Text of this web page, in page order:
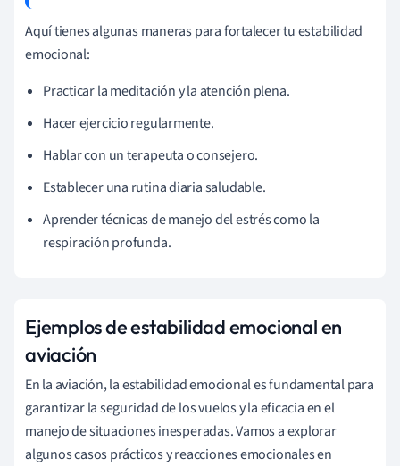
Aquí tienes algunas maneras para fortalecer tu estabilidad
emocional:
Practicar la meditación y la atención plena.
Hacer ejercicio regularmente.
Hablar con un terapeuta o consejero.
Establecer una rutina diaria saludable.
Aprender técnicas de manejo del estrés como la
respiración profunda.
Ejemplos de estabilidad emocional en
aviación
En la aviación, la estabilidad emocional es fundamental para
garantizar la seguridad de los vuelos y la eficacia en el
manejo de situaciones inesperadas. Vamos a explorar
algunos casos prácticos y reacciones emocionales en